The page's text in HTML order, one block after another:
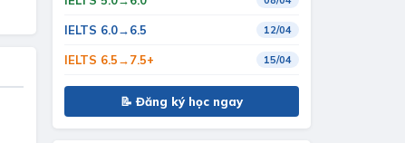
IELTS 6.0→6.5 12/04
IELTS 6.5→7.5+ 15/04
📝 Đăng ký học ngay